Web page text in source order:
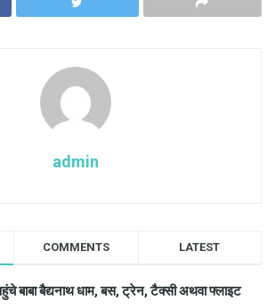
admin
COMMENTS LATEST
बाबा बैद्यनाथ धाम, बस, ट्रेन, टैक्सी अथवा फ्लाइट